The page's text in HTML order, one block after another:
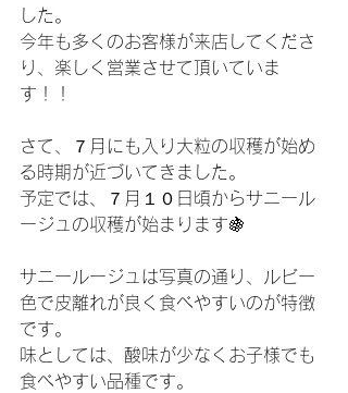
した。
今年も多くのお客様が来店してくださ
り、楽しく営業させて頂いていま
す！！
さて、７月にも入り大粒の収穫が始め
る時期が近づいてきました。
予定では、７月１０日頃からサニール
ージュの収穫が始まります🍇
サニールージュは写真の通り、ルビー
色で皮離れが良く食べやすいのが特徴
です。
味としては、酸味が少なくお子様でも
食べやすい品種です。